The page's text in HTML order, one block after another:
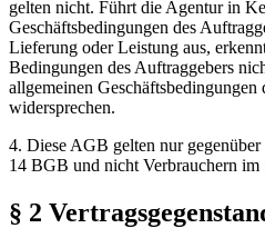
gelten nicht. Führt die Agentur in
Geschäftsbedingungen des
Lieferung oder Leistung aus,
Bedingungen des Auftraggebers
allgemeinen
widersprechen.
4. Diese AGB gelten nur
14 BGB und nicht Verbrauchern
§ 2